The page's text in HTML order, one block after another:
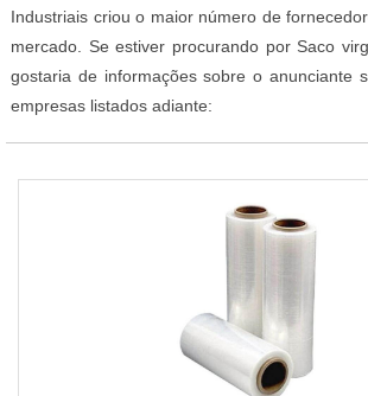
Industriais criou o maior número de
mercado. Se estiver procurando por Saco
gostaria de informações sobre o anunciante
empresas listados adiante: